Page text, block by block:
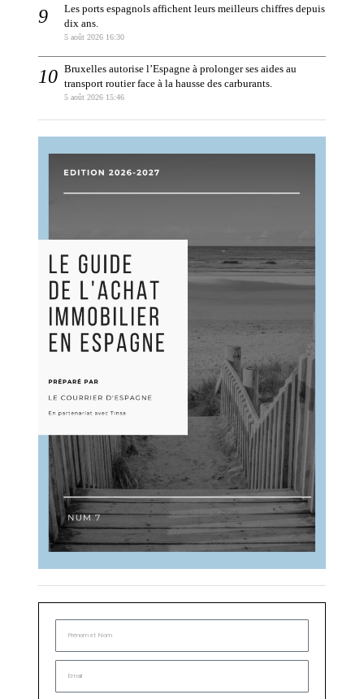
Les ports espagnols affichent leurs meilleurs chiffres depuis
dix ans.
5 août 2026 16:30
Bruxelles autorise l’Espagne à prolonger ses aides au
transport routier face à la hausse des carburants.
5 août 2026 15:46